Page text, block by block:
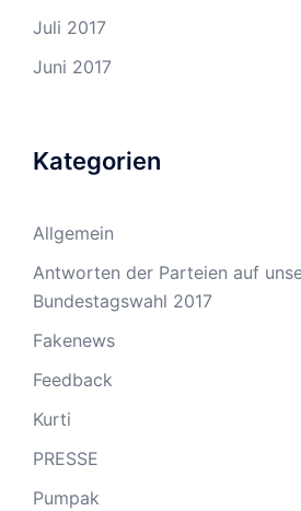
Juli 2017
Juni 2017
Kategorien
Allgemein
Antworten der Parteien auf
Bundestagswahl 2017
Fakenews
Feedback
Kurti
PRESSE
Pumpak